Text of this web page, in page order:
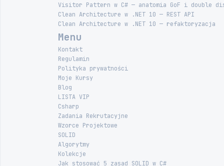
Visitor Pattern w C# — anatomia GoF i double
Clean Architecture w .NET 10 — REST API
Clean Architecture w .NET 10 — refaktoryzacja
Menu
Kontakt
Regulamin
Polityka prywatności
Moje Kursy
Blog
LISTA VIP
Csharp
Zadania Rekrutacyjne
Wzorce Projektowe
SOLID
Algorytmy
Kolekcje
Jak stosować 5 zasad SOLID w C#